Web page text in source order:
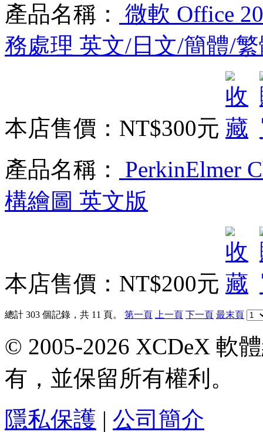
產品名稱：
微軟 Office
務處理 英文/日文/簡體/
本店售價： NT$300元
產品名稱：
PerkinElmer
構繪圖 英文版
本店售價： NT$200元
總計 303 個記錄，共 11 頁。 第一頁 上一頁 下一頁 最末頁
© 2005-2026 XCDeX 軟
有，並保留所有權利。
隱私保護 | 公司簡介